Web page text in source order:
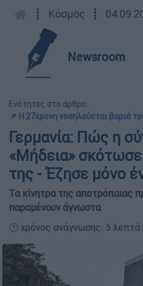
┋ Κόσμος ┋
Newsroom
Ενότητες στο άρθρο:
📌 Η 27χρονη νοσηλεύεται βαριά
Γερμανία: Πώς η
«Μήδεια» σκότωσε
της - Έζησε μόνο
Τα κίνητρα της αποτρόπαιας
παραμένουν άγνωστα
🕛 χρόνος ανάγνωσης: 5